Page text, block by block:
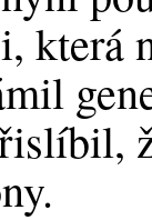
která